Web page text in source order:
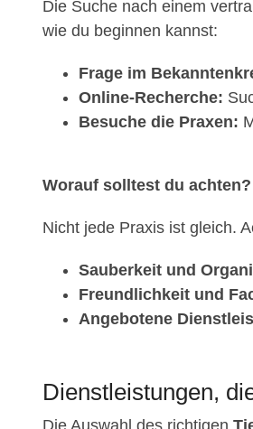
Die Suche nach einem
wie du beginnen kannst:
Frage im
Online-Recherche:
Besuche die Praxen:
Worauf solltest du achten?
Nicht jede Praxis ist gleich.
Sauberkeit und
Freundlichkeit und
Angebotene
Dienstleistungen,